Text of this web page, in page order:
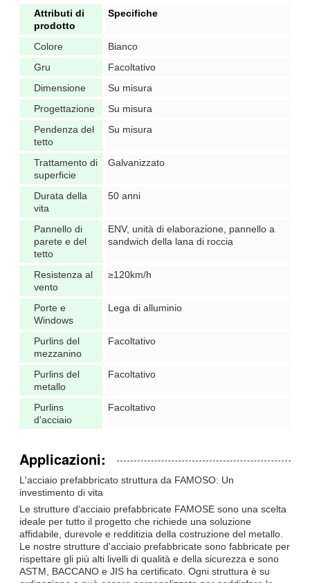
Attributi di
prodotto
Specifiche
Colore
Bianco
Gru
Facoltativo
Dimensione
Su misura
Progettazione
Su misura
Pendenza del
tetto
Su misura
Trattamento di
superficie
Galvanizzato
Durata della
vita
50 anni
Pannello di
parete e del
tetto
ENV, unità di elaborazione, pannello a
sandwich della lana di roccia
Resistenza al
vento
≥120km/h
Porte e
Windows
Lega di alluminio
Purlins del
mezzanino
Facoltativo
Purlins del
metallo
Facoltativo
Purlins
d'acciaio
Facoltativo
Applicazioni:
L'acciaio prefabbricato struttura da FAMOSO: Un
investimento di vita
Le strutture d'acciaio prefabbricate FAMOSE sono una scelta
ideale per tutto il progetto che richiede una soluzione
affidabile, durevole e redditizia della costruzione del metallo.
Le nostre strutture d'acciaio prefabbricate sono fabbricate per
rispettare gli più alti livelli di qualità e della sicurezza e sono
ASTM, BACCANO e JIS ha certificato. Ogni struttura è su